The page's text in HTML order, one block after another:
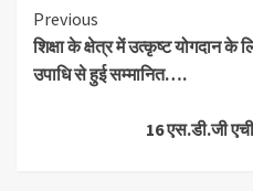
Continue
Reading
Previous
शिक्षा के क्षेत्र में उत्कृष्ट योगदान के
उपाधि से हुई सम्मानित….
16 एस.डी.जी